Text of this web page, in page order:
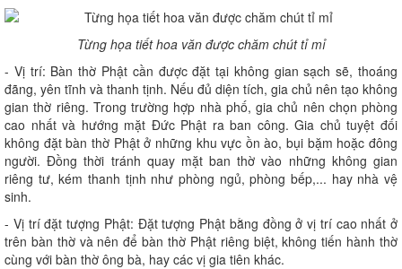
Từng họa tiết hoa văn được chăm chút tỉ mỉ
- Vị trí: Bàn thờ Phật cần được đặt tại không gian sạch sẽ, thoáng
đãng, yên tĩnh và thanh tịnh. Nếu đủ diện tích, gia chủ nên tạo không
gian thờ riêng. Trong trường hợp nhà phố, gia chủ nên chọn phòng
cao nhất và hướng mặt Đức Phật ra ban công. Gia chủ tuyệt đối
không đặt bàn thờ Phật ở những khu vực ồn ào, bụi bặm hoặc đông
người. Đồng thời tránh quay mặt ban thờ vào những không gian
riêng tư, kém thanh tịnh như phòng ngủ, phòng bếp,... hay nhà vệ
sinh.
- Vị trí đặt tượng Phật: Đặt tượng Phật bằng đồng ở vị trí cao nhất ở
trên bàn thờ và nên để bàn thờ Phật riêng biệt, không tiến hành thờ
cùng với bàn thờ ông bà, hay các vị gia tiên khác.